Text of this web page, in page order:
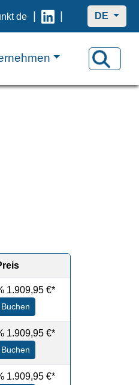
de | | DE
1.909,95 €*
Buchen
1.909,95 €*
Buchen
1.909,95 €*